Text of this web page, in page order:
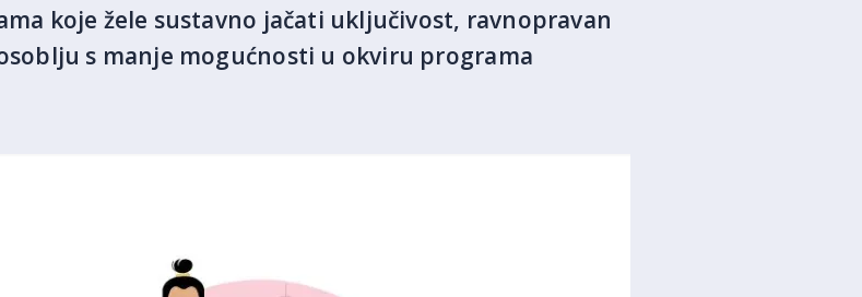
koje žele sustavno jačati uključivost, ravnopravan
s manje mogućnosti u okviru programa